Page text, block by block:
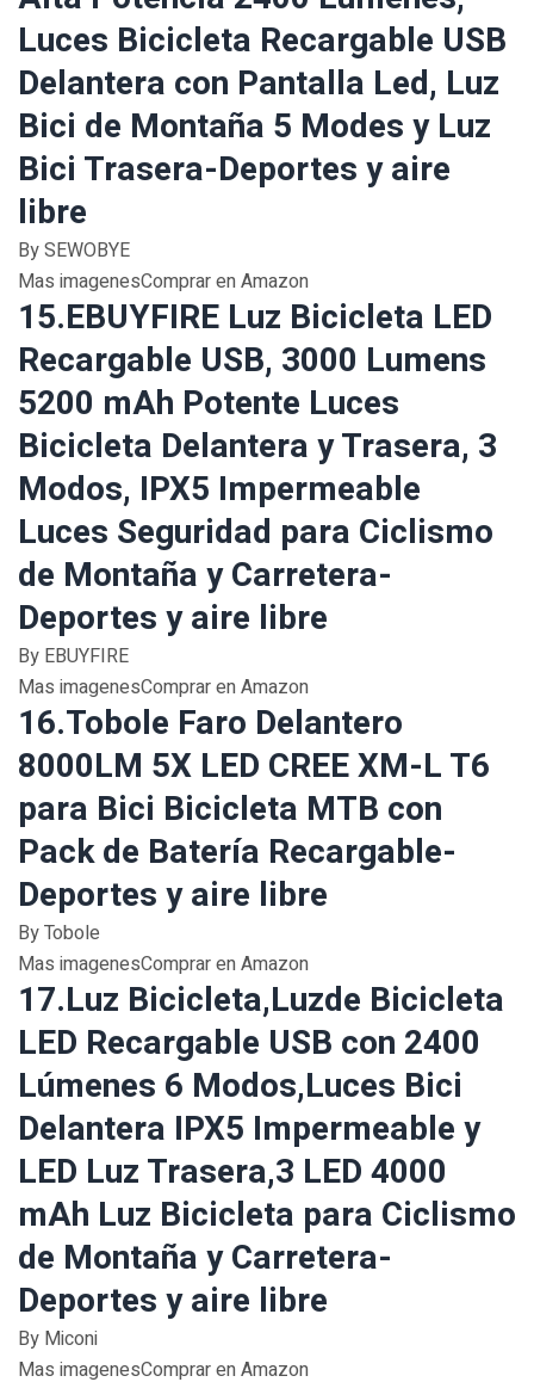
Luces Bicicleta Recargable USB
Delantera con Pantalla Led, Luz
Bici de Montaña 5 Modes y Luz
Bici Trasera-Deportes y aire
libre
By SEWOBYE
Mas imagenesComprar en Amazon
15.EBUYFIRE Luz Bicicleta LED
Recargable USB, 3000 Lumens
5200 mAh Potente Luces
Bicicleta Delantera y Trasera, 3
Modos, IPX5 Impermeable
Luces Seguridad para Ciclismo
de Montaña y Carretera-
Deportes y aire libre
By EBUYFIRE
Mas imagenesComprar en Amazon
16.Tobole Faro Delantero
8000LM 5X LED CREE XM-L T6
para Bici Bicicleta MTB con
Pack de Batería Recargable-
Deportes y aire libre
By Tobole
Mas imagenesComprar en Amazon
17.Luz Bicicleta,Luzde Bicicleta
LED Recargable USB con 2400
Lúmenes 6 Modos,Luces Bici
Delantera IPX5 Impermeable y
LED Luz Trasera,3 LED 4000
mAh Luz Bicicleta para Ciclismo
de Montaña y Carretera-
Deportes y aire libre
By Miconi
Mas imagenesComprar en Amazon